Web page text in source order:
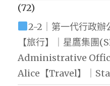
(72)
2-2｜第一代行政辦
【旅行】｜星鷹集
Administrative
Alice【Travel】｜